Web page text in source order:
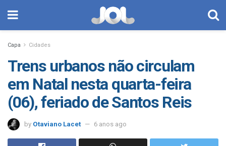
Capa Cidades
Trens urbanos não circulam
em Natal nesta quarta-feira
(06), feriado de Santos Reis
by Otaviano Lacet 6 anos ago